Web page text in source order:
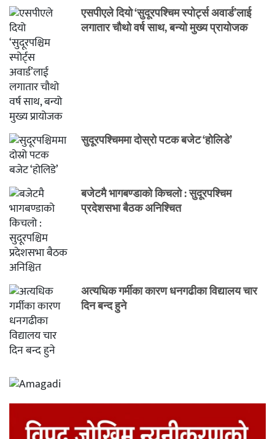
एसपीएले दियो ‘सुदूरपश्चिम स्पोर्ट्स अवार्ड’लाई
लगातार चौथो वर्ष साथ, बन्यो मुख्य प्रायोजक
सुदूरपश्चिममा दोस्रो पटक बजेट ‘होलिडे’
बजेटमै भागबण्डाको किचलो : सुदूरपश्चिम
प्रदेशसभा बैठक अनिश्चित
अत्यधिक गर्मीका कारण धनगढीका विद्यालय चार
दिन बन्द हुने